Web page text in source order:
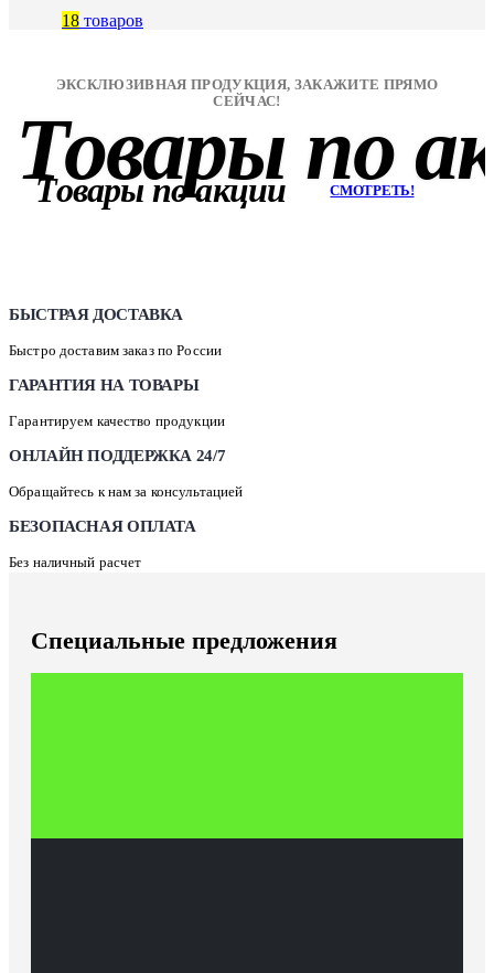
18 товаров
по
ЭКСКЛЮЗИВНАЯ ПРОДУКЦИЯ, ЗАКАЖИТЕ ПРЯМО
СЕЙЧАС!
Товары по акции СМОТРЕТЬ!
БЫСТРАЯ ДОСТАВКА
Быстро доставим заказ по России
ГАРАНТИЯ НА ТОВАРЫ
Гарантируем качество продукции
ОНЛАЙН ПОДДЕРЖКА 24/7
Обращайтесь к нам за консультацией
БЕЗОПАСНАЯ ОПЛАТА
Без наличный расчет
Специальные предложения